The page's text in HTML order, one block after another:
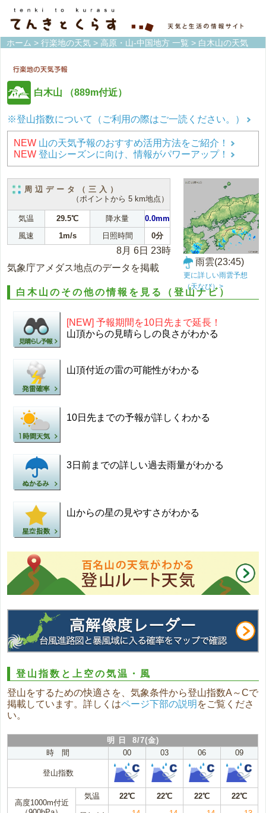
ホーム > 行楽地の天気 > 高原・山-中国地方 一覧 > 白木山の天気
白木山 （889m付近）
※登山指数について（ご利用の際はご一読ください。）
NEW 山の天気予報のおすすめ活用方法をご紹介！
NEW 登山シーズンに向け、情報がパワーアップ！
周辺データ（三入）
（ポイントから 5 km地点）
気温 29.5℃ 降水量
0.0mm
風速
1m/s 日照時間 0分
8月 6日 23時
気象庁アメダス地点のデータを掲載
雨雲(23:45)
更に詳しい雨雲予想
（天なび）>
白木山のその他の情報を見る（登山ナビ）
[NEW] 予報期間を10日先まで延長！
山頂からの見晴らしの良さがわかる
山頂付近の雷の可能性がわかる
10日先までの予報が詳しくわかる
3日前までの詳しい過去雨量がわかる
山からの星の見やすさがわかる
登山指数と上空の気温・風
登山をするための快適さを、気象条件から登山指数A～Cで
掲載しています。詳しくはページ下部の説明 をご覧くださ
い。
明 日 8/7(金)
時 間
00 03 06 09
登山指数
高度1000m付近
気温 22℃ 22℃ 22℃ 22℃